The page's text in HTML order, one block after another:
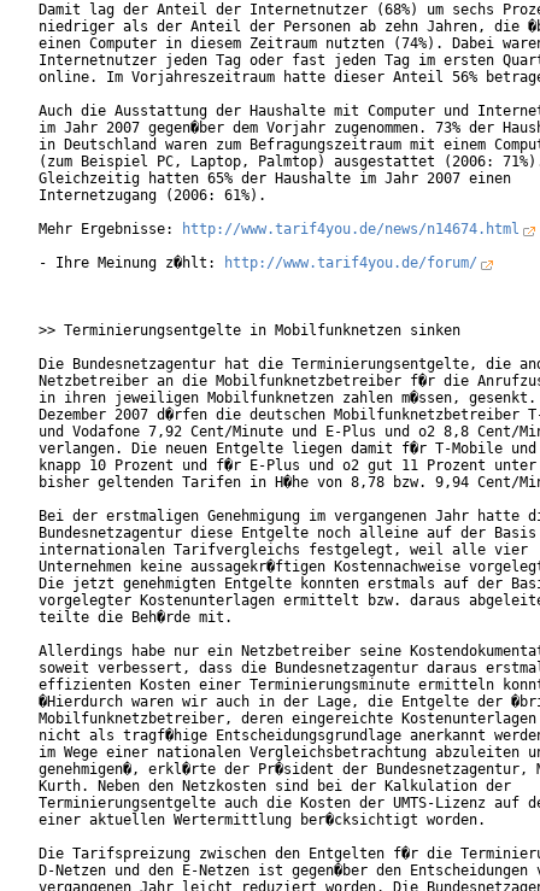
Damit lag der Anteil der Internetnutzer (68%) um sechs
niedriger als der Anteil der Personen ab zehn Jahren, die
einen Computer in diesem Zeitraum nutzten (74%). Dabei
Internetnutzer jeden Tag oder fast jeden Tag im ersten
online. Im Vorjahreszeitraum hatte dieser Anteil 56%
Auch die Ausstattung der Haushalte mit Computer und
im Jahr 2007 gegen�ber dem Vorjahr zugenommen. 73% der
in Deutschland waren zum Befragungszeitraum mit einem
(zum Beispiel PC, Laptop, Palmtop) ausgestattet (2006:
Gleichzeitig hatten 65% der Haushalte im Jahr 2007 einen
Internetzugang (2006: 61%).
Mehr Ergebnisse:
http://www.tarif4you.de/news/n14674.html
- Ihre Meinung z�hlt:
http://www.tarif4you.de/forum/
>> Terminierungsentgelte in Mobilfunknetzen sinken
Die Bundesnetzagentur hat die Terminierungsentgelte, die
Netzbetreiber an die Mobilfunknetzbetreiber f�r die
in ihren jeweiligen Mobilfunknetzen zahlen m�ssen, gesenkt.
Dezember 2007 d�rfen die deutschen Mobilfunknetzbetreiber
und Vodafone 7,92 Cent/Minute und E-Plus und o2 8,8 Cent/
verlangen. Die neuen Entgelte liegen damit f�r T-Mobile und
knapp 10 Prozent und f�r E-Plus und o2 gut 11 Prozent unter
bisher geltenden Tarifen in H�he von 8,78 bzw. 9,94
Bei der erstmaligen Genehmigung im vergangenen Jahr hatte
Bundesnetzagentur diese Entgelte noch alleine auf der
internationalen Tarifvergleichs festgelegt, weil alle vier
Unternehmen keine aussagekr�ftigen Kostennachweise
Die jetzt genehmigten Entgelte konnten erstmals auf der
vorgelegter Kostenunterlagen ermittelt bzw. daraus
teilte die Beh�rde mit.
Allerdings habe nur ein Netzbetreiber seine
soweit verbessert, dass die Bundesnetzagentur daraus
effizienten Kosten einer Terminierungsminute ermitteln
�Hierdurch waren wir auch in der Lage, die Entgelte der
Mobilfunknetzbetreiber, deren eingereichte Kostenunterlagen
nicht als tragf�hige Entscheidungsgrundlage anerkannt
im Wege einer nationalen Vergleichsbetrachtung abzuleiten
genehmigen�, erkl�rte der Pr�sident der Bundesnetzagentur,
Kurth. Neben den Netzkosten sind bei der Kalkulation der
Terminierungsentgelte auch die Kosten der UMTS-Lizenz auf
einer aktuellen Wertermittlung ber�cksichtigt
Die Tarifspreizung zwischen den Entgelten f�r die
D-Netzen und den E-Netzen ist gegen�ber den Entscheidungen
vergangenen Jahr leicht reduziert worden. Die